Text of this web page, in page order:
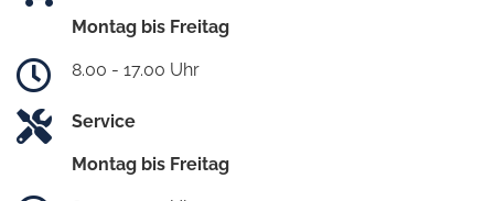
Montag bis Freitag
8.00 - 17.00 Uhr
Service
Montag bis Freitag